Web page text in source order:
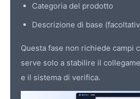
Categoria del prodotto
Descrizione di base
Questa fase non richiede campi
serve solo a stabilire il
e il sistema di verifica.